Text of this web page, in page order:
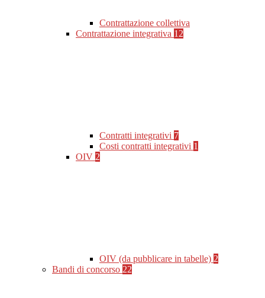
Contrattazione collettiva
Contrattazione integrativa 12
Contratti integrativi 7
Costi contratti integrativi 1
OIV 2
OIV (da pubblicare in tabelle) 2
Bandi di concorso 22